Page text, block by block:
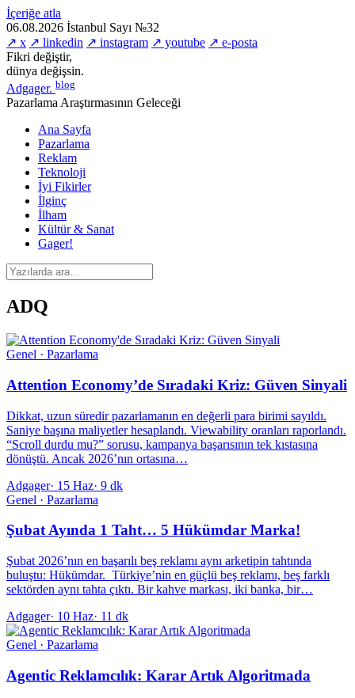
İçeriğe atla
06.08.2026 İstanbul Sayı №32
↗ x ↗ linkedin ↗ instagram ↗ youtube ↗ e-posta
Fikri değiştir,
dünya değişsin.
Adgager. blog
Pazarlama Araştırmasının Geleceği
Ana Sayfa
Pazarlama
Reklam
Teknoloji
İyi Fikirler
İlginç
İlham
Kültür & Sanat
Gager!
ADQ
Genel · Pazarlama
Attention Economy’de Sıradaki Kriz: Güven Sinyali
Dikkat, uzun süredir pazarlamanın en değerli para birimi sayıldı.
Saniye başına maliyetler hesaplandı. Viewability oranları raporlandı.
“Scroll durdu mu?” sorusu, kampanya başarısının tek kıstasına
dönüştü. Ancak 2026’nın ortasına…
Adgager· 15 Haz· 9 dk
Genel · Pazarlama
Şubat Ayında 1 Taht… 5 Hükümdar Marka!
Şubat 2026’nın en başarılı beş reklamı aynı arketipin tahtında
buluştu: Hükümdar. Türkiye’nin en güçlü beş reklamı, beş farklı
sektörden aynı tahta çıktı. Bir kahve markası, iki banka, bir…
Adgager· 10 Haz· 11 dk
Genel · Pazarlama
Agentic Reklamcılık: Karar Artık Algoritmada